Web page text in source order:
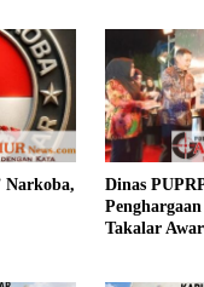
Narkoba,
Dinas
Takalar